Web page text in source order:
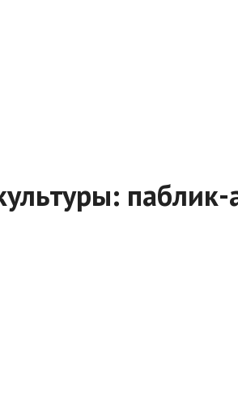
паблик-